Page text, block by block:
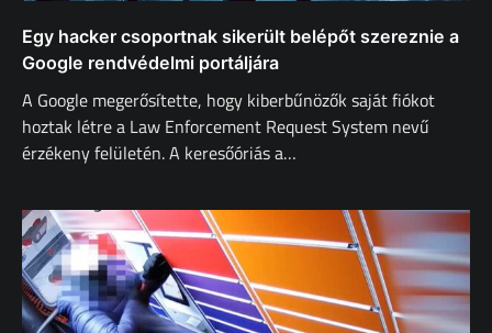
Egy hacker csoportnak sikerült belépőt szereznie a
Google rendvédelmi portáljára
A Google megerősítette, hogy kiberbűnözők saját fiókot
hoztak létre a Law Enforcement Request System nevű
érzékeny felületén. A keresőóriás a…